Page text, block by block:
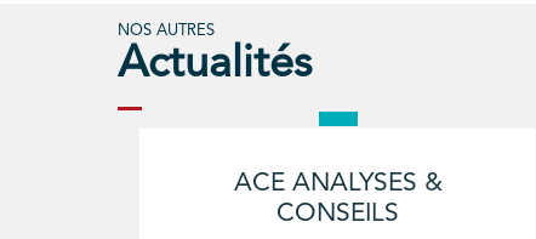
NOS AUTRES
Actualités
ACE ANALYSES &
CONSEILS